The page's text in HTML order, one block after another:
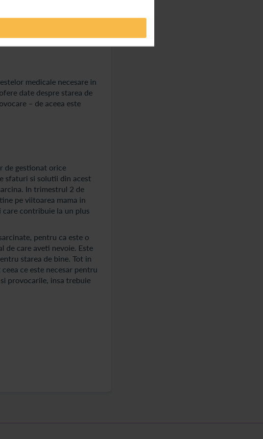
Cresterea in greutate
femei. Specialistii
si sa evite stresul
medicale necesare in
date despre starea de
– de aceea este
de gestionat orice
sfaturi si solutii din acest
In trimestrul 2 de
pe viitoarea mama in
contribuie la un plus
pentru ca este o
de care aveti nevoie. Este
starea de bine. Tot in
ce este necesar pentru
provocarile, insa trebuie